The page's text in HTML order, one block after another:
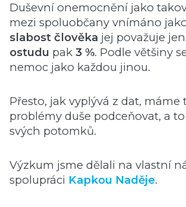
Duševní onemocnění jako
mezi spoluobčany vnímáno
slabost člověka jej považuje jen
ostudu pak 3 %. Podle většiny
nemoc jako každou jinou.
Přesto, jak vyplývá z dat, máme
problémy duše podceňovat, a to
svých potomků.
Výzkum jsme dělali na vlastní
spolupráci Kapkou Naděje.